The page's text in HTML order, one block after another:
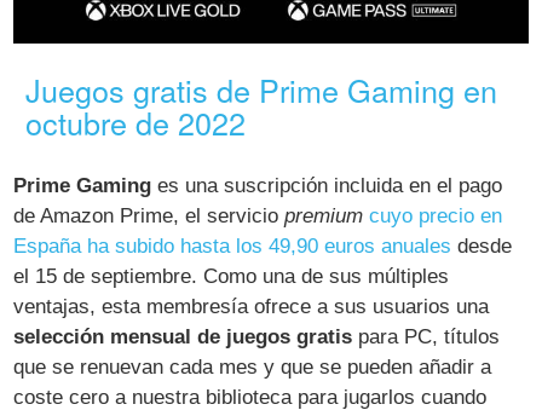
Juegos gratis de Prime Gaming en
octubre de 2022
Prime Gaming es una suscripción incluida en el pago
de Amazon Prime, el serviciopremium cuyo precio en
España ha subido hasta los 49,90 euros anuales desde
el 15 de septiembre. Como una de sus múltiples
ventajas, esta membresía ofrece a sus usuarios una
selección mensual de juegos gratis para PC, títulos
que se renuevan cada mes y que se pueden añadir a
coste cero a nuestra biblioteca para jugarlos cuando